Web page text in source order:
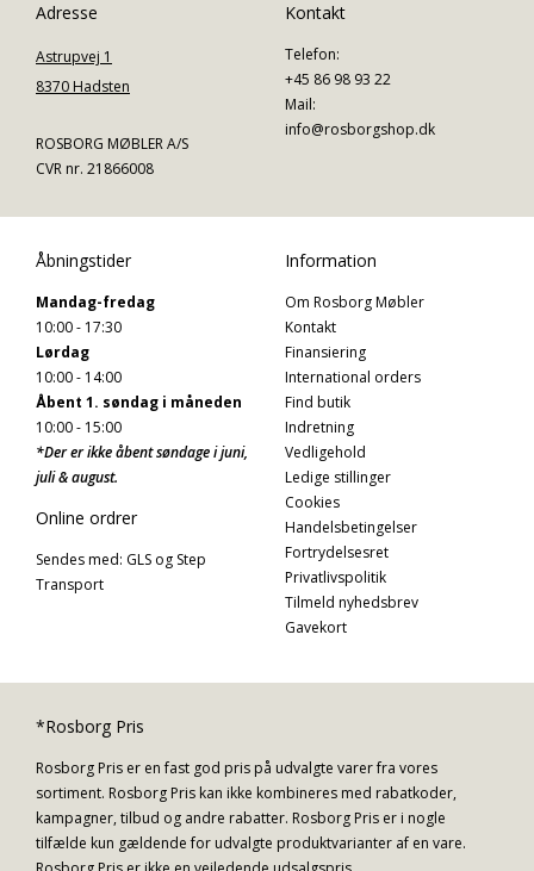
Adresse
Astrupvej 1
8370 Hadsten
ROSBORG MØBLER A/S
CVR nr. 21866008
Kontakt
Telefon:
+45 86 98 93 22
Mail:
info@rosborgshop.dk
Åbningstider
Mandag-fredag
10:00 - 17:30
Lørdag
10:00 - 14:00
Åbent 1. søndag i måneden
10:00 - 15:00
*Der er ikke åbent søndage i juni,
juli & august.
Online ordrer
Sendes med: GLS og Step
Transport
Information
Om Rosborg Møbler
Kontakt
Finansiering
International orders
Find butik
Indretning
Vedligehold
Ledige stillinger
Cookies
Handelsbetingelser
Fortrydelsesret
Privatlivspolitik
Tilmeld nyhedsbrev
Gavekort
*Rosborg Pris
Rosborg Pris er en fast god pris på udvalgte varer fra vores
sortiment. Rosborg Pris kan ikke kombineres med rabatkoder,
kampagner, tilbud og andre rabatter. Rosborg Pris er i nogle
tilfælde kun gældende for udvalgte produktvarianter af en vare.